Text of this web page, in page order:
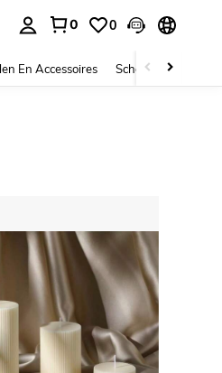
0 0
En Accessoires Schoonheid &